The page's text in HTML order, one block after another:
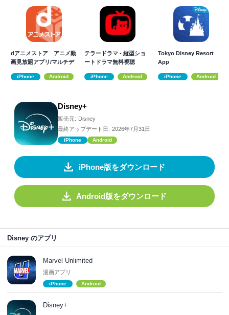
dアニメストア アニメ動
画見放題アプリ/マルチデ
iPhone Android
テラードラマ - 縦型ショ
ートドラマ無料視聴
iPhone Android
Tokyo Disney Resort
App
iPhone Android
Disney+
販売元: Disney
最終アップデート日: 2026年7月31日
iPhone Android
iPhone版をダウンロード
Android版をダウンロード
Disney のアプリ
Marvel Unlimited
漫画アプリ
iPhone Android
Disney+